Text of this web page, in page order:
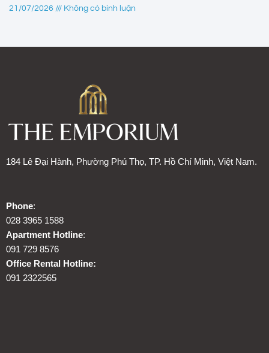
21/07/2026 Không có bình luận
184 Lê Đại Hành, Phường Phú Thọ, TP. Hồ Chí Minh, Việt Nam.
Phone:
028 3965 1588
Apartment Hotline:
091 729 8576
Office Rental Hotline:
091 2322565